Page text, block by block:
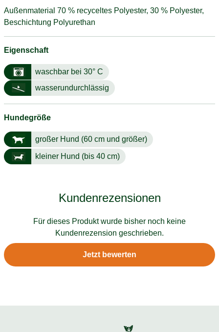
Außenmaterial 70 % recyceltes Polyester, 30 % Polyester,
Beschichtung Polyurethan
Eigenschaft
waschbar bei 30° C
wasserundurchlässig
Hundegröße
großer Hund (60 cm und größer)
kleiner Hund (bis 40 cm)
Kundenrezensionen
Für dieses Produkt wurde bisher noch keine
Kundenrezension geschrieben.
Jetzt bewerten